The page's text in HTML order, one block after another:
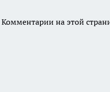
Комментарии на этой